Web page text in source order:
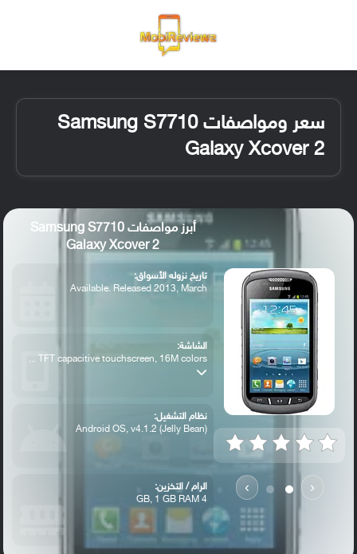
سعر ومواصفات Samsung S7710
Galaxy Xcover 2
‹
›
أبرز مواصفات Samsung S7710
Galaxy Xcover 2
تاريخ نزوله الأسواق:
Available. Released 2013, March
الشاشة:
TFT capacitive touchscreen, 16M colors ...
نظام التشغيل:
Android OS, v4.1.2 (Jelly Bean)
الرام / التخزين:
4 GB, 1 GB RAM